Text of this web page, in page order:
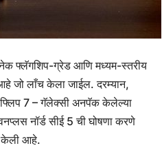
फ्लॅगशिप-ग्रेड आणि मध्यम-स्तरीय
जो लाँच केला जाईल. दरम्यान,
7 – गॅलेक्सी अनपॅक केलेल्या
नॉर्ड सीई 5 ची घोषणा करणे
केली आहे.